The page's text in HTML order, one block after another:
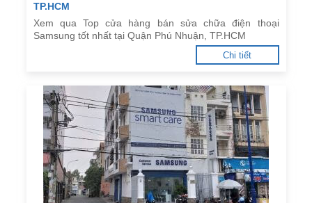
TP.HCM
Xem qua Top cửa hàng bán sửa chữa điện thoại
Samsung tốt nhất tại Quận Phú Nhuận, TP.HCM
Chi tiết